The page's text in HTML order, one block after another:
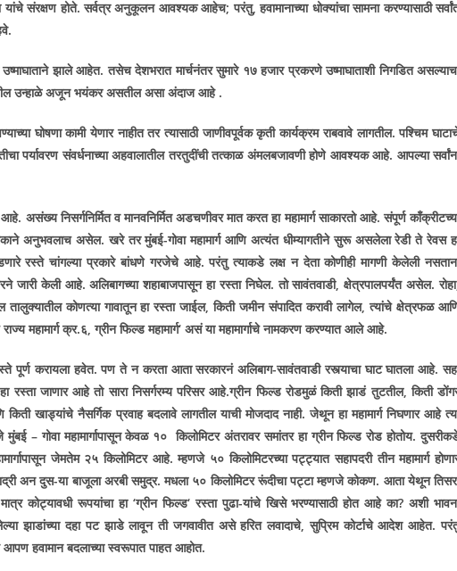
यांचे संरक्षण होते. सर्वत्र अनुकूलन आवश्यक आहेच;परंतु,हवामानाच्या धोक्यांचा सामना करण्यासाठी
घाताने झाले आहेत. तसेच देशभरात मार्चनंतर सुमारे १७ हजार प्रकरणे उष्माघाताशी निगडित
उन्हाळे अजून भयंकर असतील असा अंदाज आहे .
घोषणा कामी येणार नाहीत तर त्यासाठी जाणीवपूर्वक कृती कार्यक्रम राबवावे लागतील. पश्चिम
पर्यावरण संवर्धनाच्या अहवालातील तरतुदींची तत्काळ अंमलबजावणी होणे आवश्यक आहे. आपल्या
आहे. असंख्यनिसर्गनिर्मित व मानवनिर्मित अडचणीवर मात करत हा महामार्ग साकारतो आहे. संपूर्ण
अनुभवलाच असेल. खरे तर मुंबई-गोवा महामार्ग आणि अत्यंत धीम्यागतीने सुरू असलेला रेडी ते रेवस
रस्ते चांगल्या प्रकारे बांधणे गरजेचे आहे. परंतु त्याकडे लक्ष न देता कोणीही मागणी केलेली
जारी केली आहे. अलिबागच्या शहाबाजपासून हा रस्ता निघेल. तो सावंतवाडी,क्षेत्रपालपर्यंत असेल. रोहा
तालुक्यातील कोणत्या गावातून हा रस्ता जाईल,किती जमीन संपादित करावी लागेल,त्यांचे क्षेत्रफळ
महामार्ग क्र.६,ग्रीन फिल्ड महामार्ग‘ असं या महामार्गाचे नामकरण करण्यात आले आहे.
पूर्ण करायला हवेत. पण ते न करता आता सरकारनं अलिबाग-सावंतवाडी रस्त्याचा घाट घातला आहे.
रस्ता जाणार आहे तो सारा निसर्गरम्य परिसर आहे.ग्रीन फिल्ड रोडमुळं किती झाडं तुटतील,किती
किती खाड्यांचे नैसर्गिक प्रवाह बदलावे लागतील याची मोजदाद नाही. जेथून हा महामार्ग निघणार आहे
– गोवा महामार्गापासून केवळ १० किलोमिटर अंतरावर समांतर हा ग्रीन फिल्ड रोड होतोय.
जेमतेम २५ किलोमिटर आहे. म्हणजे ५० किलोमिटरच्या पट्ट्यात सहापदरी तीन महामार्ग
अनदुस-­या बाजूला अरबी समुद्र. मधला ५० किलोमिटर रूंदीचा पट्टा म्हणजे कोकण. आता येथून
मात्र कोट्यावधी रूपयांचा हा ‘ग्रीन फिल्ड‘रस्ता पुढा­-यांचे खिसे भरण्यासाठी होत आहे का?अशी
झाडांच्या दहा पट झाडे लावून ती जगवावीत असे हरित लवादाचे,सुप्रिम कोर्टाचे आदेश आहेत.
हवामान बदलाच्या स्वरूपात पाहत आहोत.